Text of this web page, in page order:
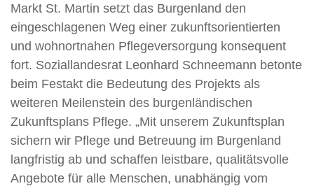
Markt St. Martin setzt das Burgenland den
eingeschlagenen Weg einer zukunftsorientierten
und wohnortnahen Pflegeversorgung konsequent
fort. Soziallandesrat Leonhard Schneemann betonte
beim Festakt die Bedeutung des Projekts als
weiteren Meilenstein des burgenländischen
Zukunftsplans Pflege. „Mit unserem Zukunftsplan
sichern wir Pflege und Betreuung im Burgenland
langfristig ab und schaffen leistbare, qualitätsvolle
Angebote für alle Menschen, unabhängig vom